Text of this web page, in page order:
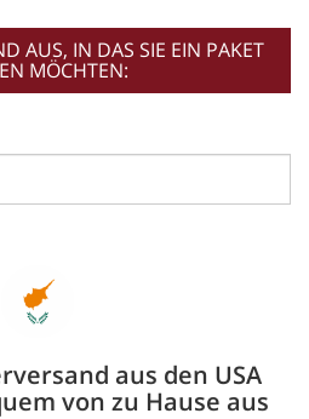
AUS, IN DAS SIE EIN PAKET
MÖCHTEN:
aus den USA
von zu Hause aus